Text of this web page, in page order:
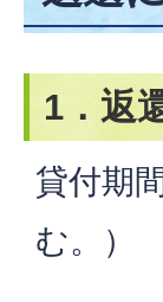
1．返
貸付期
む。）